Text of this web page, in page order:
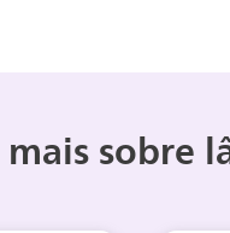
sobre